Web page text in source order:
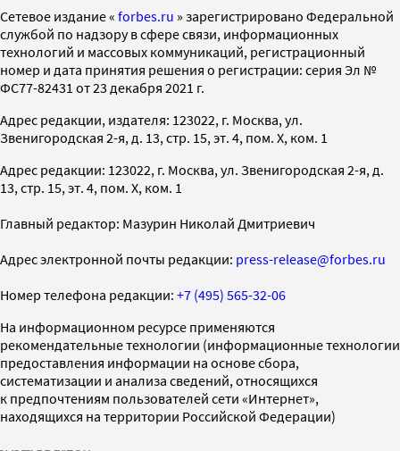
Cетевое издание « forbes.ru » зарегистрировано Федеральной
службой по надзору в сфере связи, информационных
технологий и массовых коммуникаций, регистрационный
номер и дата принятия решения о регистрации: серия Эл №
ФС77-82431 от 23 декабря 2021 г.
Адрес редакции, издателя: 123022, г. Москва, ул.
Звенигородская 2-я, д. 13, стр. 15, эт. 4, пом. X, ком. 1
Адрес редакции: 123022, г. Москва, ул. Звенигородская 2-я, д.
13, стр. 15, эт. 4, пом. X, ком. 1
Главный редактор: Мазурин Николай Дмитриевич
Адрес электронной почты редакции: press-release@forbes.ru
Номер телефона редакции: +7 (495) 565-32-06
На информационном ресурсе применяются
рекомендательные технологии (информационные технологии
предоставления информации на основе сбора,
систематизации и анализа сведений, относящихся
к предпочтениям пользователей сети «Интернет»,
находящихся на территории Российской Федерации)